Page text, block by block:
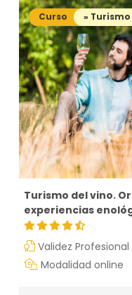
Curso » Turismo
Turismo del vino.
experiencias
Validez Profesional
Modalidad online